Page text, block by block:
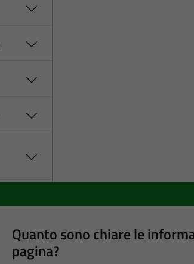
Quanto sono chiare le
pagina?